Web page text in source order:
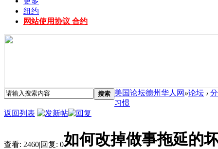
纽约
网站使用协议 合约
搜索 美国论坛德州华人网 »论坛 ›
习惯
返回列表
查看: 2460|回复: 0如何改掉做事拖延的